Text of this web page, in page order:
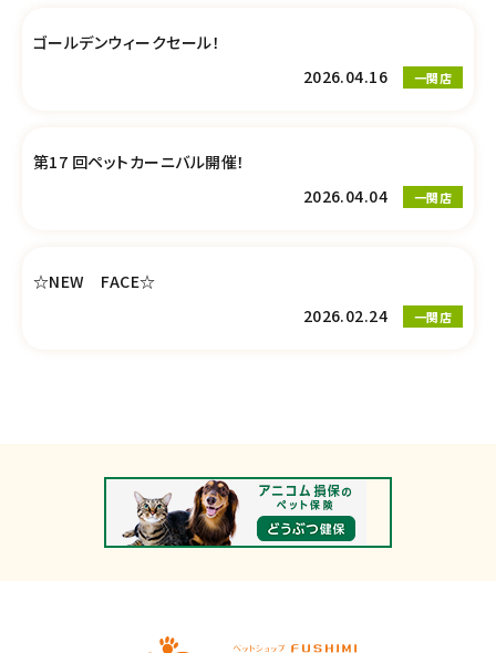
ゴールデンウィークセール！
2026.04.16
一関店
第17 回ペットカーニバル開催！
2026.04.04
一関店
☆NEW FACE☆
2026.02.24
一関店